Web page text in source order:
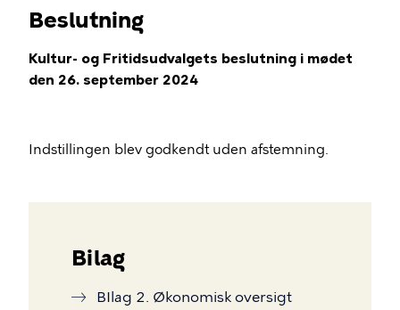
Beslutning
Kultur- og Fritidsudvalgets beslutning i mødet
den 26. september 2024
Indstillingen blev godkendt uden afstemning.
Bilag
BIlag 2. Økonomisk oversigt